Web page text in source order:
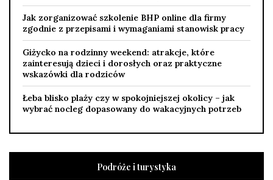
Jak zorganizować szkolenie BHP online dla firmy
zgodnie z przepisami i wymaganiami stanowisk pracy
Giżycko na rodzinny weekend: atrakcje, które
zainteresują dzieci i dorosłych oraz praktyczne
wskazówki dla rodziców
Łeba blisko plaży czy w spokojniejszej okolicy – jak
wybrać nocleg dopasowany do wakacyjnych potrzeb
Podróże i turystyka